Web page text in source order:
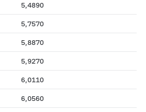
5,4890
5,7570
5,8870
5,9270
6,0110
6,0560